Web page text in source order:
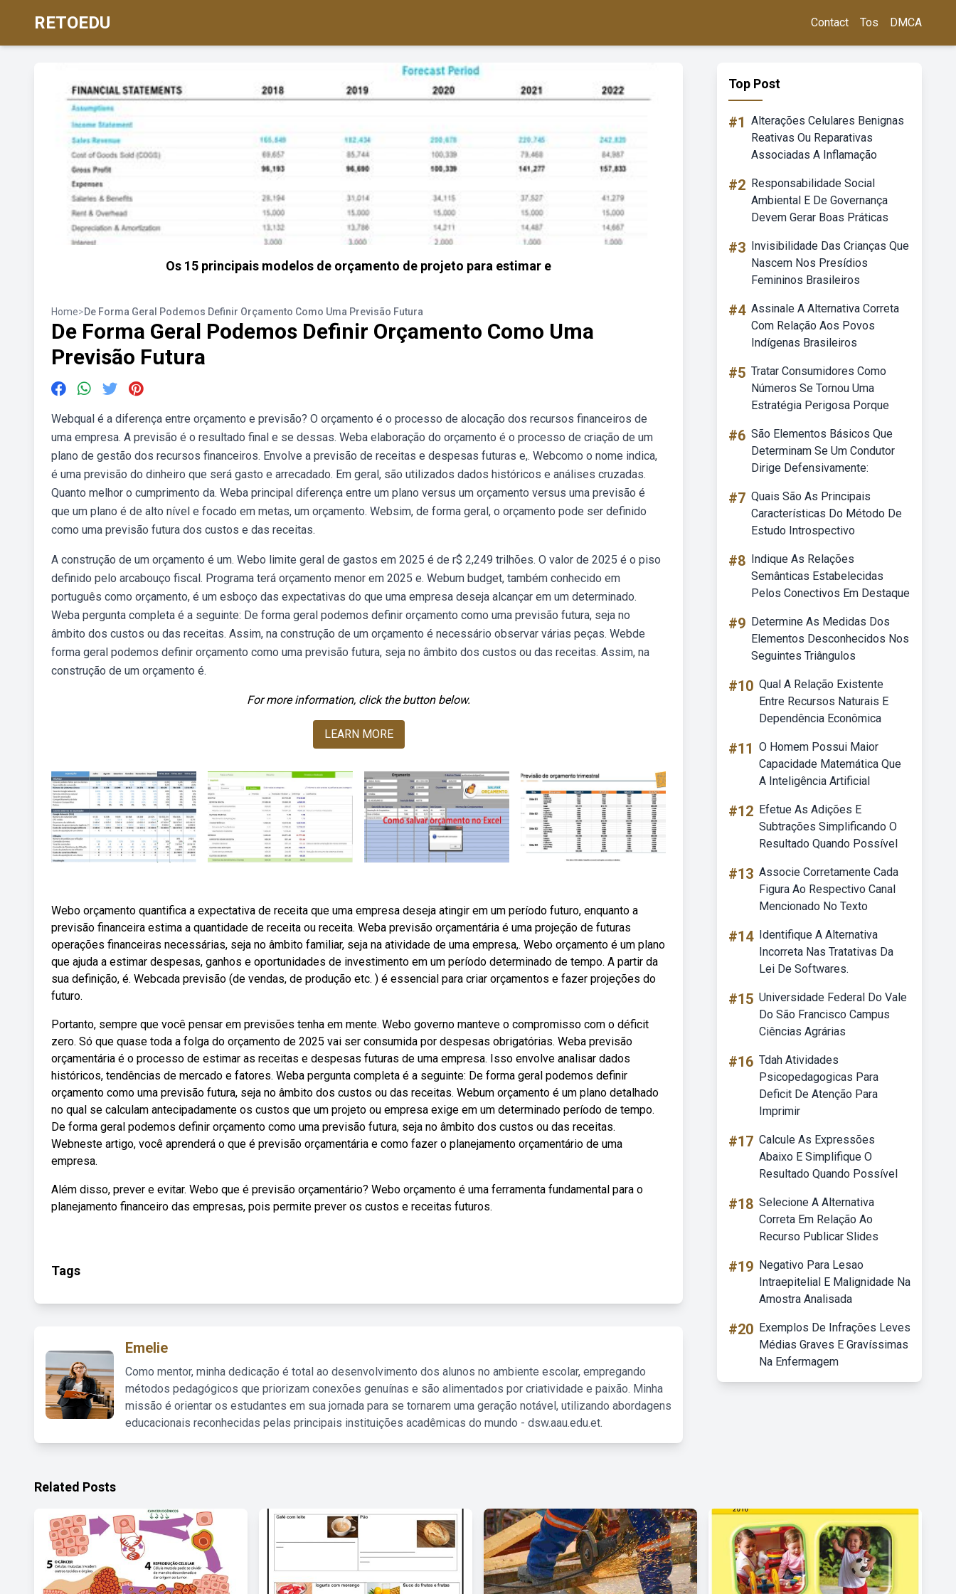
RETOEDU Contact Tos DMCA
Os 15 principais modelos de orçamento de projeto para estimar e
Home>De Forma Geral Podemos Definir Orçamento Como Uma Previsão Futura
De Forma Geral Podemos Definir Orçamento Como Uma
Previsão Futura
Webqual é a diferença entre orçamento e previsão? O orçamento é o processo de alocação dos recursos financeiros de
uma empresa. A previsão é o resultado final e se dessas. Weba elaboração do orçamento é o processo de criação de um
plano de gestão dos recursos financeiros. Envolve a previsão de receitas e despesas futuras e,. Webcomo o nome indica,
é uma previsão do dinheiro que será gasto e arrecadado. Em geral, são utilizados dados históricos e análises cruzadas.
Quanto melhor o cumprimento da. Weba principal diferença entre um plano versus um orçamento versus uma previsão é
que um plano é de alto nível e focado em metas, um orçamento. Websim, de forma geral, o orçamento pode ser definido
como uma previsão futura dos custos e das receitas.
A construção de um orçamento é um. Webo limite geral de gastos em 2025 é de r$ 2,249 trilhões. O valor de 2025 é o piso
definido pelo arcabouço fiscal. Programa terá orçamento menor em 2025 e. Web‍um budget, também conhecido em
português como orçamento, é um esboço das expectativas do que uma empresa deseja alcançar em um determinado.
Weba pergunta completa é a seguinte: De forma geral podemos definir orçamento como uma previsão futura, seja no
âmbito dos custos ou das receitas. Assim, na construção de um orçamento é necessário observar várias peças. Webde
forma geral podemos definir orçamento como uma previsão futura, seja no âmbito dos custos ou das receitas. Assim, na
construção de um orçamento é.
For more information, click the button below.
LEARN MORE
Webo orçamento quantifica a expectativa de receita que uma empresa deseja atingir em um período futuro, enquanto a
previsão financeira estima a quantidade de receita ou receita. Weba previsão orçamentária é uma projeção de futuras
operações financeiras necessárias, seja no âmbito familiar, seja na atividade de uma empresa,. Webo orçamento é um plano
que ajuda a estimar despesas, ganhos e oportunidades de investimento em um período determinado de tempo. A partir da
sua definição, é. Webcada previsão (de vendas, de produção etc. ) é essencial para criar orçamentos e fazer projeções do
futuro.
Portanto, sempre que você pensar em previsões tenha em mente. Webo governo manteve o compromisso com o déficit
zero. Só que quase toda a folga do orçamento de 2025 vai ser consumida por despesas obrigatórias. Weba previsão
orçamentária é o processo de estimar as receitas e despesas futuras de uma empresa. Isso envolve analisar dados
históricos, tendências de mercado e fatores. Weba pergunta completa é a seguinte: De forma geral podemos definir
orçamento como uma previsão futura, seja no âmbito dos custos ou das receitas. Webum orçamento é um plano detalhado
no qual se calculam antecipadamente os custos que um projeto ou empresa exige em um determinado período de tempo.
De forma geral podemos definir orçamento como uma previsão futura, seja no âmbito dos custos ou das receitas.
Webneste artigo, você aprenderá o que é previsão orçamentária e como fazer o planejamento orçamentário de uma
empresa.
Além disso, prever e evitar. Webo que é previsão orçamentário? Webo orçamento é uma ferramenta fundamental para o
planejamento financeiro das empresas, pois permite prever os custos e receitas futuros.
Tags
Emelie
Como mentor, minha dedicação é total ao desenvolvimento dos alunos no ambiente escolar, empregando
métodos pedagógicos que priorizam conexões genuínas e são alimentados por criatividade e paixão. Minha
missão é orientar os estudantes em sua jornada para se tornarem uma geração notável, utilizando abordagens
educacionais reconhecidas pelas principais instituições acadêmicas do mundo - dsw.aau.edu.et.
Top Post
#1 Alterações Celulares Benignas
Reativas Ou Reparativas
Associadas A Inflamação
#2 Responsabilidade Social
Ambiental E De Governança
Devem Gerar Boas Práticas
#3 Invisibilidade Das Crianças Que
Nascem Nos Presídios
Femininos Brasileiros
#4 Assinale A Alternativa Correta
Com Relação Aos Povos
Indígenas Brasileiros
#5 Tratar Consumidores Como
Números Se Tornou Uma
Estratégia Perigosa Porque
#6 São Elementos Básicos Que
Determinam Se Um Condutor
Dirige Defensivamente:
#7 Quais São As Principais
Características Do Método De
Estudo Introspectivo
#8 Indique As Relações
Semânticas Estabelecidas
Pelos Conectivos Em Destaque
#9 Determine As Medidas Dos
Elementos Desconhecidos Nos
Seguintes Triângulos
#10 Qual A Relação Existente
Entre Recursos Naturais E
Dependência Econômica
#11 O Homem Possui Maior
Capacidade Matemática Que
A Inteligência Artificial
#12 Efetue As Adições E
Subtrações Simplificando O
Resultado Quando Possível
#13 Associe Corretamente Cada
Figura Ao Respectivo Canal
Mencionado No Texto
#14 Identifique A Alternativa
Incorreta Nas Tratativas Da
Lei De Softwares.
#15 Universidade Federal Do Vale
Do São Francisco Campus
Ciências Agrárias
#16 Tdah Atividades
Psicopedagogicas Para
Deficit De Atenção Para
Imprimir
#17 Calcule As Expressões
Abaixo E Simplifique O
Resultado Quando Possível
#18 Selecione A Alternativa
Correta Em Relação Ao
Recurso Publicar Slides
#19 Negativo Para Lesao
Intraepitelial E Malignidade Na
Amostra Analisada
#20 Exemplos De Infrações Leves
Médias Graves E Gravíssimas
Na Enfermagem
Related Posts